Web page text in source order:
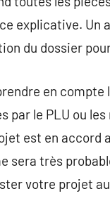
explicative. Un
du dossier
en
par le PLU ou
est en accord
sera très
votre projet